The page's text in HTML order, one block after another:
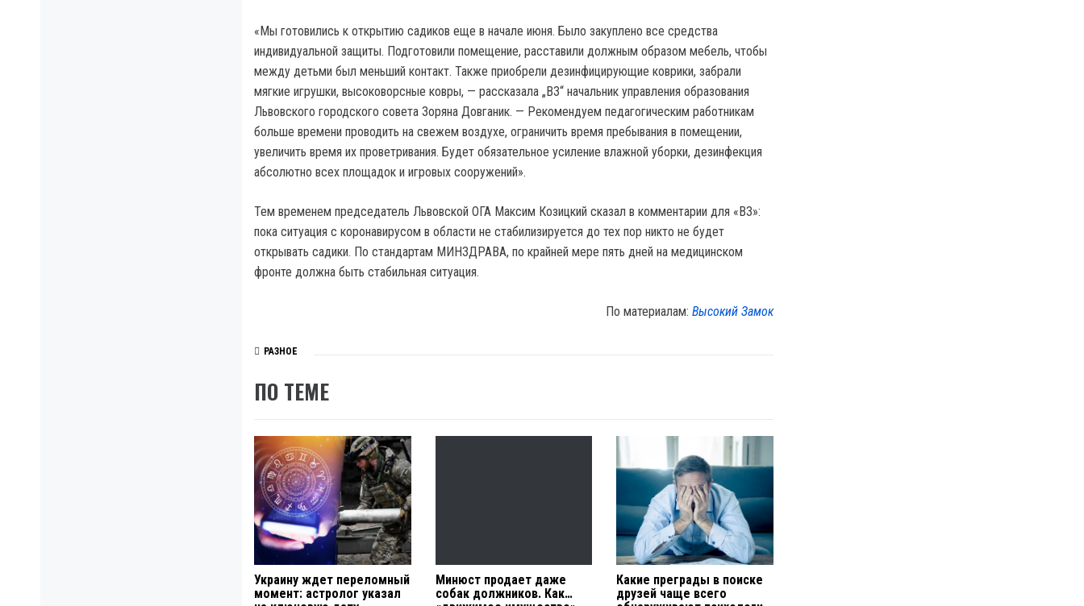
«Мы готовились к открытию садиков еще в начале июня. Было закуплено все средства
индивидуальной защиты. Подготовили помещение, расставили должным образом мебель, чтобы
между детьми был меньший контакт. Также приобрели дезинфицирующие коврики, забрали
мягкие игрушки, высоковорсные ковры, — рассказала „ВЗ“ начальник управления образования
Львовского городского совета Зоряна Довганик. — Рекомендуем педагогическим работникам
больше времени проводить на свежем воздухе, ограничить время пребывания в помещении,
увеличить время их проветривания. Будет обязательное усиление влажной уборки, дезинфекция
абсолютно всех площадок и игровых сооружений».
Тем временем председатель Львовской ОГА Максим Козицкий сказал в комментарии для «ВЗ»:
пока ситуация с коронавирусом в области не стабилизируется до тех пор никто не будет
открывать садики. По стандартам МИНЗДРАВА, по крайней мере пять дней на медицинском
фронте должна быть стабильная ситуация.
По материалам:Высокий Замок
РАЗНОЕ
ПО ТЕМЕ
Украину ждет переломный
момент: астролог указал
Минюст продает даже
собак должников. Как…
Какие преграды в поиске
друзей чаще всего